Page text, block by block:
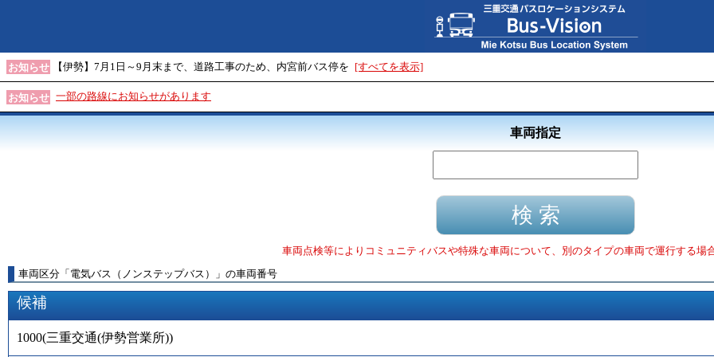
お知らせ 【伊勢】7月1日～9月末まで、道路工事のため、内宮前バス停を [すべてを表示]
お知らせ 一部の路線にお知らせがあります
車両指定
車両点検等によりコミュニティバスや特殊な車両について、別のタイプの車両で運行する場
車両区分 「 電気バス（ノンステップバス） 」 の車両番号
候補
1000(三重交通(伊勢営業所))